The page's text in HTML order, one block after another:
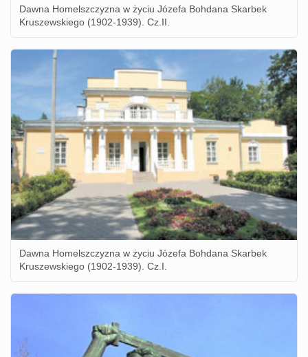
Dawna Homelszczyzna w życiu Józefa Bohdana Skarbek
Kruszewskiego (1902-1939). Cz.II.
Dawna Homelszczyzna w życiu Józefa Bohdana Skarbek
Kruszewskiego (1902-1939). Cz.I.